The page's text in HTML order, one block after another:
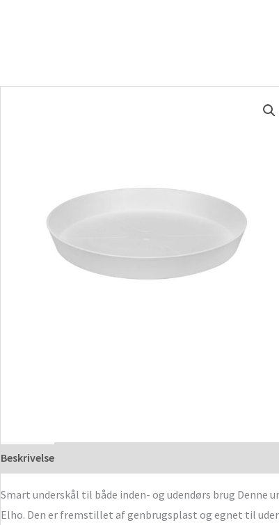
Beskrivelse
Smart underskål til både inden- og udendørs brug
Elho. Den er fremstillet af genbrugsplast og egnet til